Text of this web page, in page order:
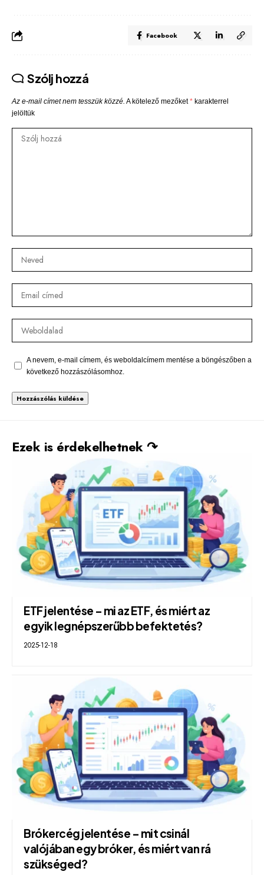
Facebook
Szólj hozzá
Az e-mail címet nem tesszük közzé. A kötelező mezőket* karakterrel
jelöltük
A nevem, e-mail címem, és weboldalcímem mentése a böngészőben a
következő hozzászólásomhoz.
Ezek is érdekelhetnek ↷
ETF jelentése – mi az ETF, és miért az
egyik legnépszerűbb befektetés?
2025-12-18
Brókercég jelentése – mit csinál
valójában egy bróker, és miért van rá
szükséged?